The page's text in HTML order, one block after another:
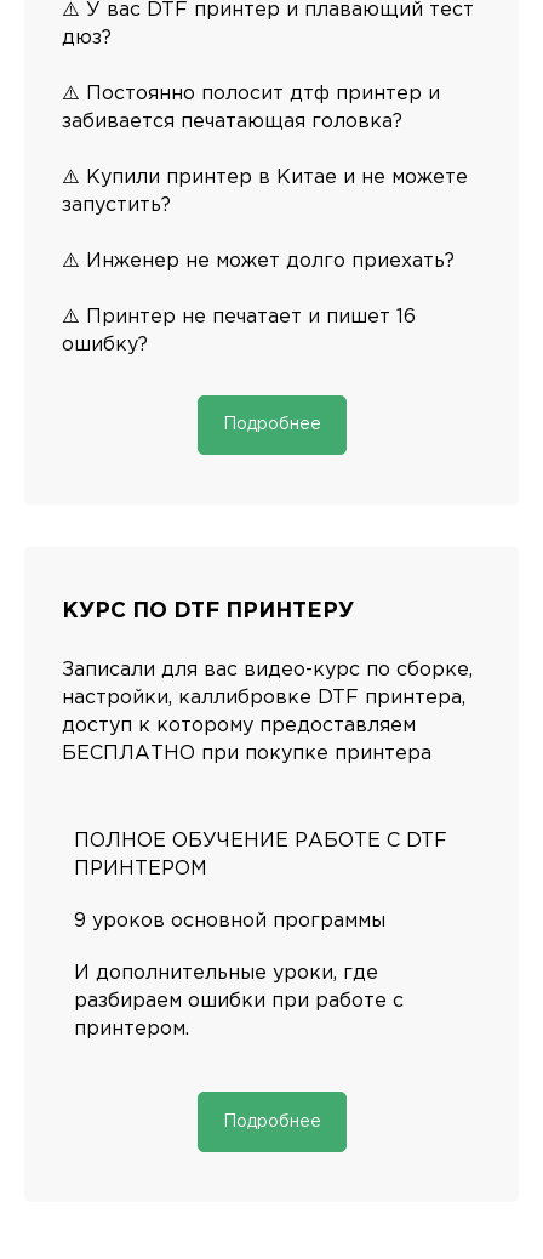
⚠️ У вас DTF принтер и плавающий тест
дюз?
⚠️ Постоянно полосит дтф принтер и
забивается печатающая головка?
⚠️ Купили принтер в Китае и не можете
запустить?
⚠️ Инженер не может долго приехать?
⚠️ Принтер не печатает и пишет 16
ошибку?
Подробнее
КУРС ПО DTF ПРИНТЕРУ
Записали для вас видео-курс по сборке,
настройки, каллибровке DTF принтера,
доступ к которому предоставляем
БЕСПЛАТНО при покупке принтера
ПОЛНОЕ ОБУЧЕНИЕ РАБОТЕ С DTF
ПРИНТЕРОМ
9 уроков основной программы
И дополнительные уроки, где
разбираем ошибки при работе с
принтером.
Подробнее
ВКОНТАКТЕ
+7 831 231-20-03
СОЦ. СЕТИ HEADCRAFT
запрещена в России.
обработку персональных данных и
соглашаетесь c политикой
конфиденциальности
ЗАКАЗАТЬ ЗВОНОК
HEADCRAFT DTF